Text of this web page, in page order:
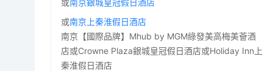
或南京上秦淮假日酒店
南京【國際品牌】Mhub by MGM綠發美高梅美薈酒
店或Crowne Plaza銀城皇冠假日酒店或Holiday Inn上
秦淮假日酒店